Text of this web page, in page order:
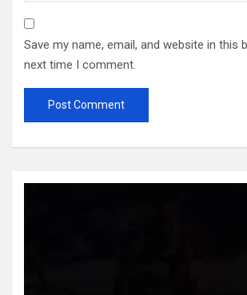
Save my name, email, and website in this
next time I comment.